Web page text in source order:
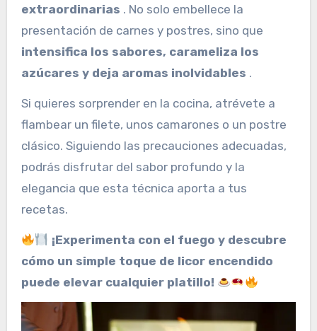
extraordinarias . No solo embellece la
presentación de carnes y postres, sino que
intensifica los sabores, carameliza los
azúcares y deja aromas inolvidables .
Si quieres sorprender en la cocina, atrévete a
flambear un filete, unos camarones o un postre
clásico. Siguiendo las precauciones adecuadas,
podrás disfrutar del sabor profundo y la
elegancia que esta técnica aporta a tus
recetas.
¡Experimenta con el fuego y descubre
cómo un simple toque de licor encendido
puede elevar cualquier platillo!